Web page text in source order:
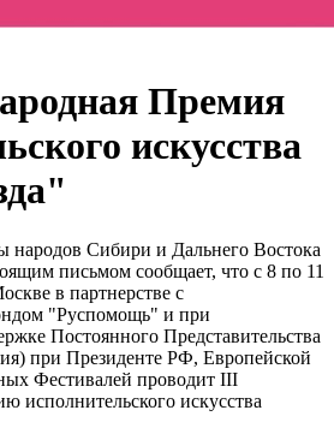
Премия
искусства
народов Сибири и Дальнего Востока
письмом сообщает, что с 8 по 11
в партнерстве с
"Руспомощь" и при
Постоянного Представительства
при Президенте РФ, Европейской
Фестивалей проводит III
искусства